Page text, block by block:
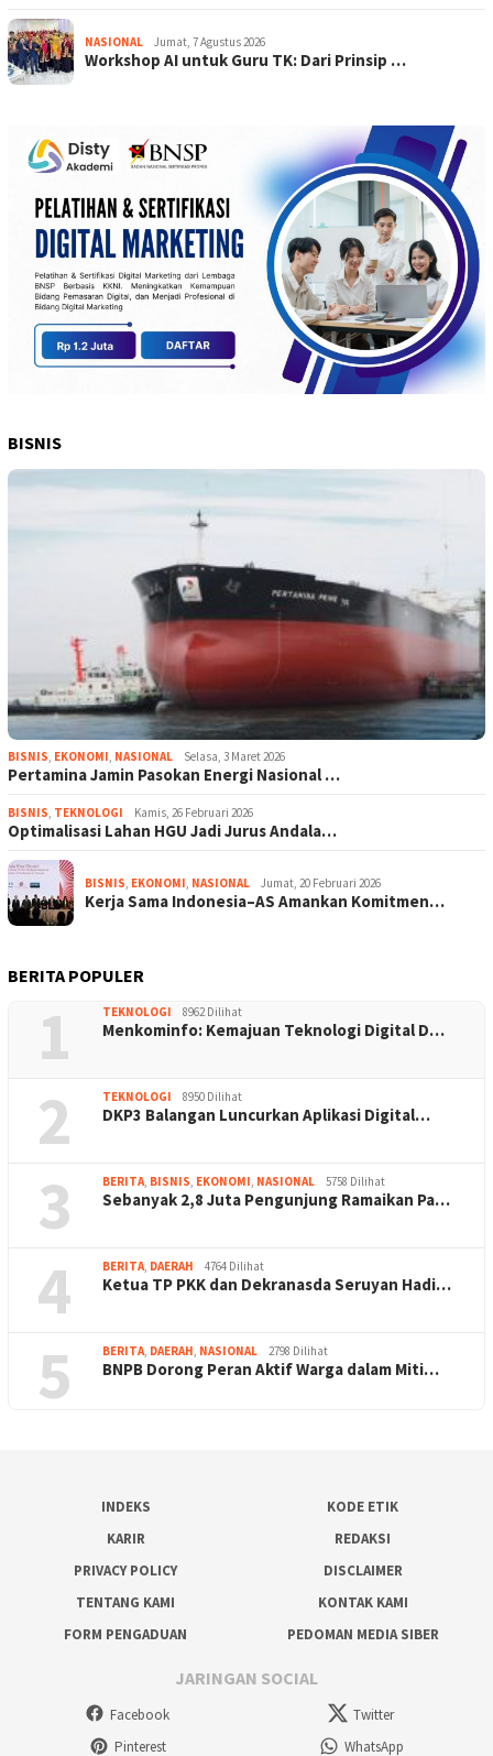
NASIONAL Jumat, 7 Agustus 2026
Workshop AI untuk Guru TK: Dari Prinsip …
BISNIS
BISNIS, EKONOMI, NASIONAL Selasa, 3 Maret 2026
Pertamina Jamin Pasokan Energi Nasional …
BISNIS, TEKNOLOGI Kamis, 26 Februari 2026
Optimalisasi Lahan HGU Jadi Jurus Andala…
BISNIS, EKONOMI, NASIONAL Jumat, 20 Februari 2026
Kerja Sama Indonesia–AS Amankan Komitmen…
BERITA POPULER
1 TEKNOLOGI 8962 Dilihat
Menkominfo: Kemajuan Teknologi Digital D…
2 TEKNOLOGI 8950 Dilihat
DKP3 Balangan Luncurkan Aplikasi Digital…
3 BERITA, BISNIS, EKONOMI, NASIONAL 5758 Dilihat
Sebanyak 2,8 Juta Pengunjung Ramaikan Pa…
4 BERITA, DAERAH 4764 Dilihat
Ketua TP PKK dan Dekranasda Seruyan Hadi…
5 BERITA, DAERAH, NASIONAL 2798 Dilihat
BNPB Dorong Peran Aktif Warga dalam Miti…
INDEKS
KODE ETIK
KARIR
REDAKSI
PRIVACY POLICY
DISCLAIMER
TENTANG KAMI
KONTAK KAMI
FORM PENGADUAN
PEDOMAN MEDIA SIBER
JARINGAN SOCIAL
Facebook
Twitter
Pinterest
WhatsApp